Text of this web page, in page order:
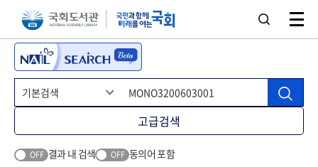
본문 바로가기주메뉴 바로가기
고급검색
OFF 결과 내 검색 OFF 동의어 포함